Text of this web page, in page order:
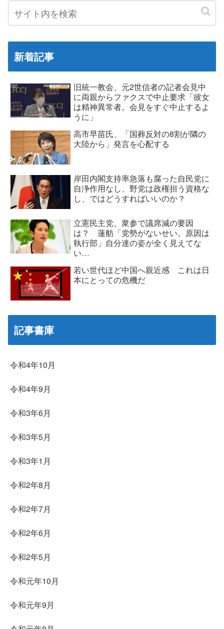
新着記事
旧統一教会、元2世信者の記者会見中
に両親からファクスで中止要求「彼女
は精神異常者。会見をすぐ中止するよ
うに」
高市早苗氏、「国葬反対の8割が隣の
大陸から」発言を心配する
岸田内閣支持率急落も腐った自民党に
自浄作用なし、野党は政権担う資格な
し、ではどうすればいいのか？
立憲民主党、衆参で議席減の要因
は？ 蓮舫「党勢がないせい。原因は
執行部」自分達の姿が全く見えてな
い…
若い世代ほど中国へ親近感 これは日
本にとっての危機だ
記事書庫
令和4年10月
令和4年9月
令和3年6月
令和3年5月
令和3年1月
令和2年8月
令和2年7月
令和2年6月
令和2年5月
令和元年10月
令和元年9月